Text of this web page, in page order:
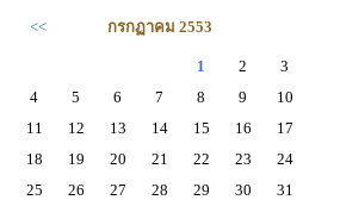
<< กรกฏาคม 2553
1 2
3
4
5 6 7 8 9
10
11
12 13 14 15 16
17
18
19 20 21 22 23
24
25
26 27 28 29 30 31